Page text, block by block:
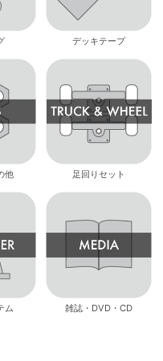
デッキテープ
他 足回りセット
ム 雑誌・DVD・CD